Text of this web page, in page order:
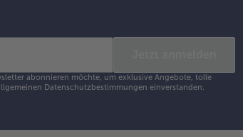
abonnieren möchte, um exklusive Angebote, tolle
Datenschutzbestimmungen einverstanden.